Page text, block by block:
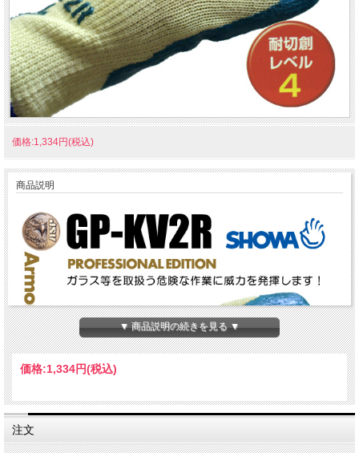
価格:1,334円(税込)
商品説明
▼ 商品説明の続きを見る ▼
価格:1,334円(税込)
注文